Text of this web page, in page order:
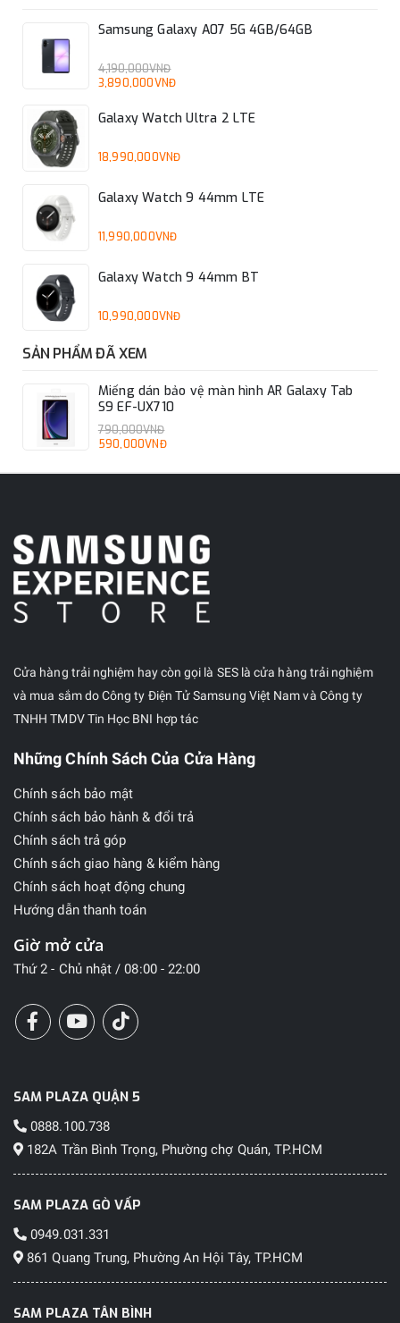
Samsung Galaxy A07 5G 4GB/64GB
4,190,000VNĐ
3,890,000VNĐ
Galaxy Watch Ultra 2 LTE
18,990,000VNĐ
Galaxy Watch 9 44mm LTE
11,990,000VNĐ
Galaxy Watch 9 44mm BT
10,990,000VNĐ
SẢN PHẨM ĐÃ XEM
Miếng dán bảo vệ màn hình AR Galaxy Tab
S9 EF-UX710
790,000VNĐ
590,000VNĐ
Cửa hàng trải nghiệm hay còn gọi là SES là cửa hàng trải nghiệm
và mua sắm do Công ty Điện Tử Samsung Việt Nam và Công ty
TNHH TMDV Tin Học BNI hợp tác
Những Chính Sách Của Cửa Hàng
Chính sách bảo mật
Chính sách bảo hành & đổi trả
Chính sách trả góp
Chính sách giao hàng & kiểm hàng
Chính sách hoạt động chung
Hướng dẫn thanh toán
Giờ mở cửa
Thứ 2 - Chủ nhật / 08:00 - 22:00
SAM PLAZA QUẬN 5
0888.100.738
182A Trần Bình Trọng, Phường chợ Quán, TP.HCM
SAM PLAZA GÒ VẤP
0949.031.331
861 Quang Trung, Phường An Hội Tây, TP.HCM
SAM PLAZA TÂN BÌNH